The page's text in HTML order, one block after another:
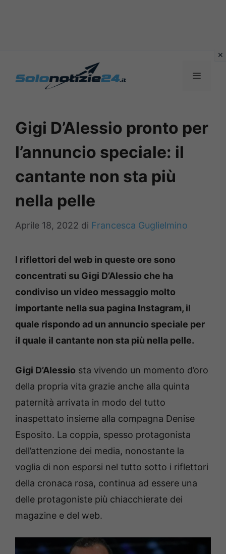
MENU
Gigi D’Alessio pronto per
l’annuncio speciale: il
cantante non sta più
nella pelle
Aprile 18, 2022 di Francesca Guglielmino
I riflettori del web in queste ore sono
concentrati su Gigi D’Alessio che ha
condiviso un video messaggio molto
importante nella sua pagina Instagram, il
quale rispondo ad un annuncio speciale per
il quale il cantante non sta più nella pelle.
Gigi D’Alessio sta vivendo un momento d’oro
della propria vita grazie anche alla quinta
paternità arrivata in modo del tutto
inaspettato insieme alla compagna Denise
Esposito. La coppia, spesso protagonista
dell’attenzione dei media, nonostante la
voglia di non esporsi nel tutto sotto i riflettori
della cronaca rosa, continua ad essere una
delle protagoniste più chiacchierate dei
magazine e del web.